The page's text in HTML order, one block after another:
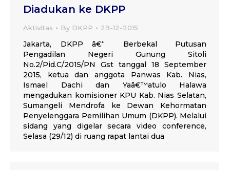
Diadukan ke DKPP
Aktivitas By DKPP 29-12-2015
Jakarta, DKPP â€“ Berbekal Putusan
Pengadilan Negeri Gunung Sitoli
No.2/Pid.C/2015/PN Gst tanggal 18 September
2015, ketua dan anggota Panwas Kab. Nias,
Ismael Dachi dan Yaâ€™atulo Halawa
mengadukan komisioner KPU Kab. Nias Selatan,
Sumangeli Mendrofa ke Dewan Kehormatan
Penyelenggara Pemilihan Umum (DKPP). Melalui
sidang yang digelar secara video conference,
Selasa (29/12) di ruang rapat lantai dua